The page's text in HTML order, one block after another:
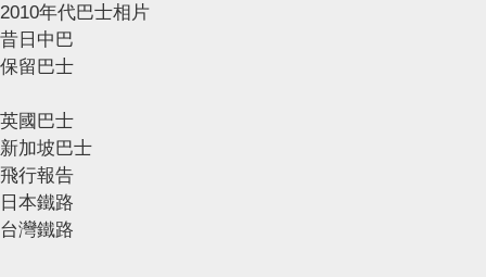
2010年代巴士相片
昔日中巴
保留巴士
英國巴士
新加坡巴士
飛行報告
日本鐵路
台灣鐵路